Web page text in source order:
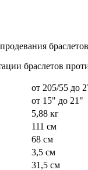
браслетов
от 205/55 до
от 15" до 21"
5,88 кг
111 см
68 см
3,5 см
31,5 см